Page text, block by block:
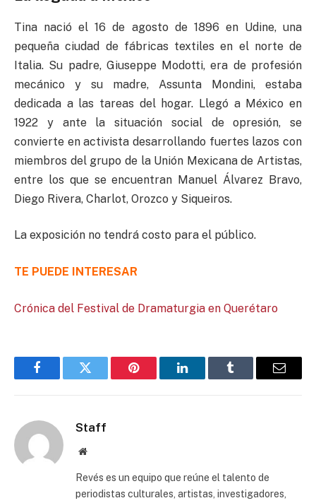
Tina nació el 16 de agosto de 1896 en Udine, una
pequeña ciudad de fábricas textiles en el norte de
Italia. Su padre, Giuseppe Modotti, era de profesión
mecánico y su madre, Assunta Mondini, estaba
dedicada a las tareas del hogar. Llegó a México en
1922 y ante la situación social de opresión, se
convierte en activista desarrollando fuertes lazos con
miembros del grupo de la Unión Mexicana de Artistas,
entre los que se encuentran Manuel Álvarez Bravo,
Diego Rivera, Charlot, Orozco y Siqueiros.
La exposición no tendrá costo para el público.
TE PUEDE INTERESAR
Crónica del Festival de Dramaturgia en Querétaro
FacebookTwitter Pinterest LinkedInTumblr Email
Staff
Website
Revés es un equipo que reúne el talento de
periodistas culturales, artistas, investigadores,